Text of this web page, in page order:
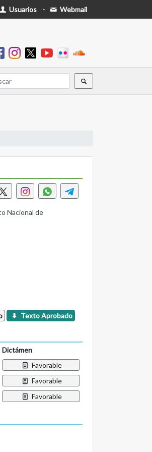
Usuarios - Webmail
Nacional de
Texto Aprobado
Dictámen
Favorable
Favorable
Favorable